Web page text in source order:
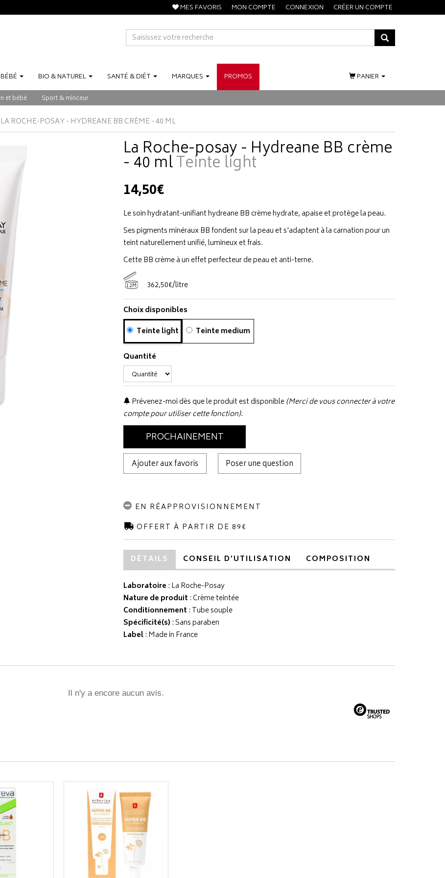
MES FAVORIS MON COMPTE CONNEXION CRÉER UN COMPTE
BÉBÉ BIO &NATUREL SANTÉ &DIÉT MARQUES PROMOS
et bébé Sport & minceur
PANIER
LA ROCHE-POSAY - HYDREANE BB CRÈME - 40 ML
La Roche-posay - Hydreane BB crème
- 40 mlTeinte light
14,50€
Le soin hydratant-unifiant hydreane BB crème hydrate, apaise et protège la peau.
Ses pigments minéraux BB fondent sur la peau et s'adaptent à la carnation pour un
teint naturellement unifié, lumineux et frais.
Cette BB crème à un effet perfecteur de peau et anti-terne.
12M 362,50€/litre
Choix disponibles
Teinte light
Teinte medium
Quantité
Prévenez-moi dès que le produit est disponible(Merci de vous connecter à votre
compte pour utiliser cette fonction).
PROCHAINEMENT
Ajouter aux favoris Poser une question
EN RÉAPPROVISIONNEMENT
OFFERT À PARTIR DE 89€
DÉTAILS CONSEIL D’UTILISATION COMPOSITION
Laboratoire : La Roche-Posay
Nature de produit : Crème teintée
Conditionnement : Tube souple
Spécificité(s) : Sans paraben
Label: Made in France
Il n'y a encore aucun avis.